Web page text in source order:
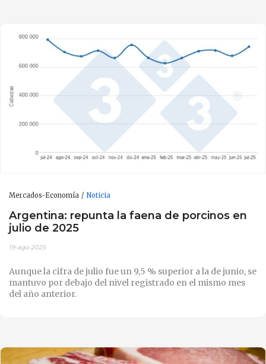
Mercados-Economía Noticia
Argentina: repunta la faena de porcinos en
julio de 2025
19-ago-2025
Aunque la cifra de julio fue un 9,5 % superior a la de junio, se
mantuvo por debajo del nivel registrado en el mismo mes
del año anterior.